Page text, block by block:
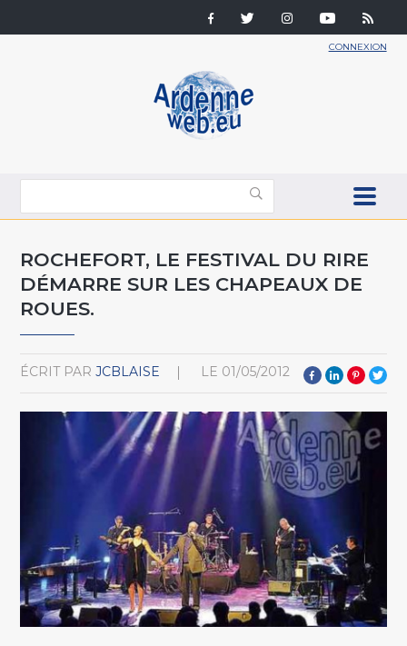
CONNEXION
ROCHEFORT, LE FESTIVAL DU RIRE
DÉMARRE SUR LES CHAPEAUX DE
ROUES.
ÉCRIT PAR JCBLAISE LE 01/05/2012